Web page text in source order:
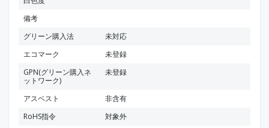
備考
グリーン購入法
未対応
エコマーク
未登録
GPN(グリーン購入ネ
ットワーク)
未登録
アスベスト
非含有
RoHS指令
対象外